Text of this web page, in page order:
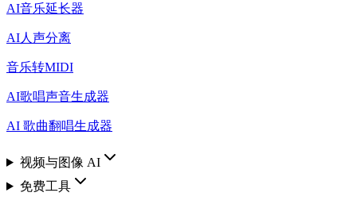
AI音乐延长器
AI人声分离
音乐转MIDI
AI歌唱声音生成器
AI 歌曲翻唱生成器
视频与图像 AI
免费工具